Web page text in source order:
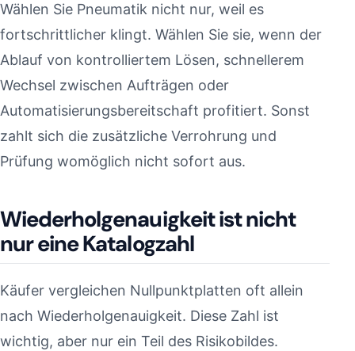
Wählen Sie Pneumatik nicht nur, weil es
fortschrittlicher klingt. Wählen Sie sie, wenn der
Ablauf von kontrolliertem Lösen, schnellerem
Wechsel zwischen Aufträgen oder
Automatisierungsbereitschaft profitiert. Sonst
zahlt sich die zusätzliche Verrohrung und
Prüfung womöglich nicht sofort aus.
Wiederholgenauigkeit ist nicht
nur eine Katalogzahl
Käufer vergleichen Nullpunktplatten oft allein
nach Wiederholgenauigkeit. Diese Zahl ist
wichtig, aber nur ein Teil des Risikobildes.